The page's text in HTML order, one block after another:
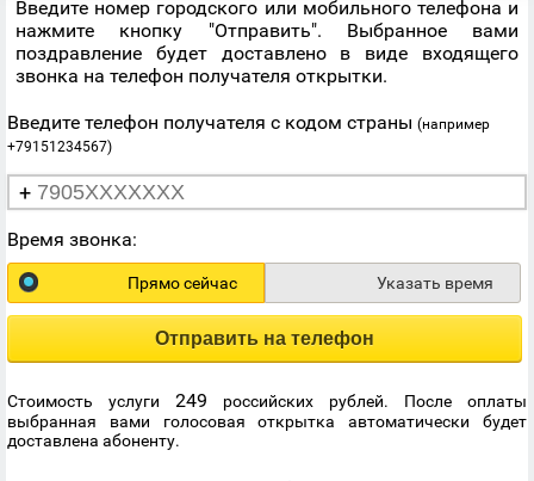
Введите номер городского или мобильного телефона и
нажмите кнопку "Отправить". Выбранное вами
поздравление будет доставлено в виде входящего
звонка на телефон получателя открытки.
Введите телефон получателя с кодом страны (например
+79151234567)
+
Время звонка:
Прямо сейчас Указать время
Отправить на телефон
Стоимость услуги 249 российских рублей. После оплаты
выбранная вами голосовая открытка автоматически будет
доставлена абоненту.